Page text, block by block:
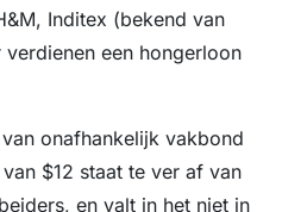
Inditex (bekend van
verdienen een hongerloon
onafhankelijk vakbond
$12 staat te ver af van
en valt in het niet in